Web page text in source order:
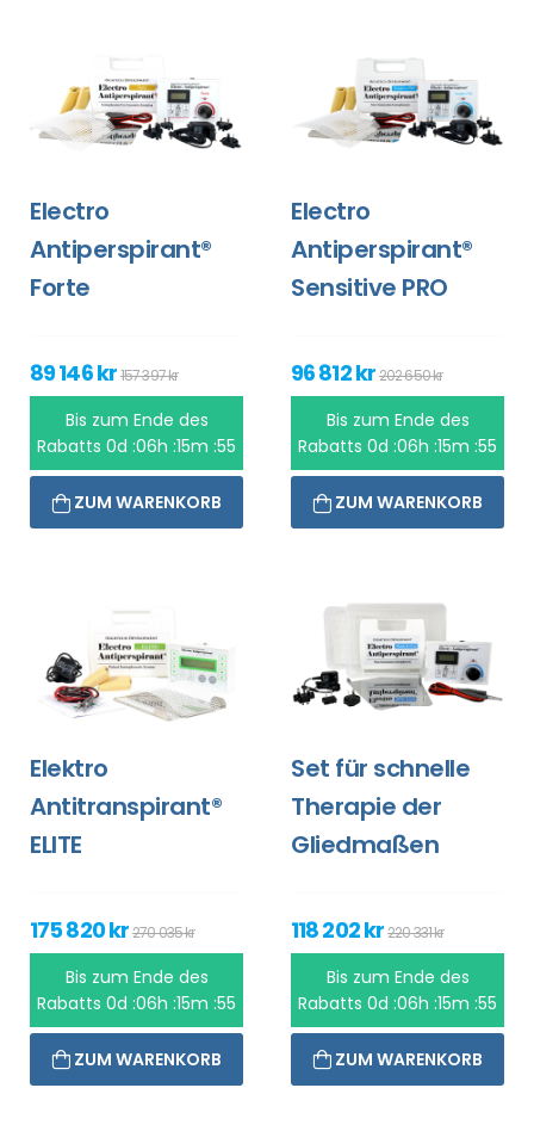
Electro
Antiperspirant®
Forte
89 146 kr157 397 kr
Bis zum Ende des
Rabatts 0d :06h :15m :55
ZUM WARENKORB
Electro
Antiperspirant®
Sensitive PRO
96 812 kr202 650 kr
Bis zum Ende des
Rabatts 0d :06h :15m :55
ZUM WARENKORB
Elektro
Antitranspirant®
ELITE
175 820 kr270 035 kr
Bis zum Ende des
Rabatts 0d :06h :15m :55
ZUM WARENKORB
Set für schnelle
Therapie der
Gliedmaßen
118 202 kr220 331 kr
Bis zum Ende des
Rabatts 0d :06h :15m :55
ZUM WARENKORB